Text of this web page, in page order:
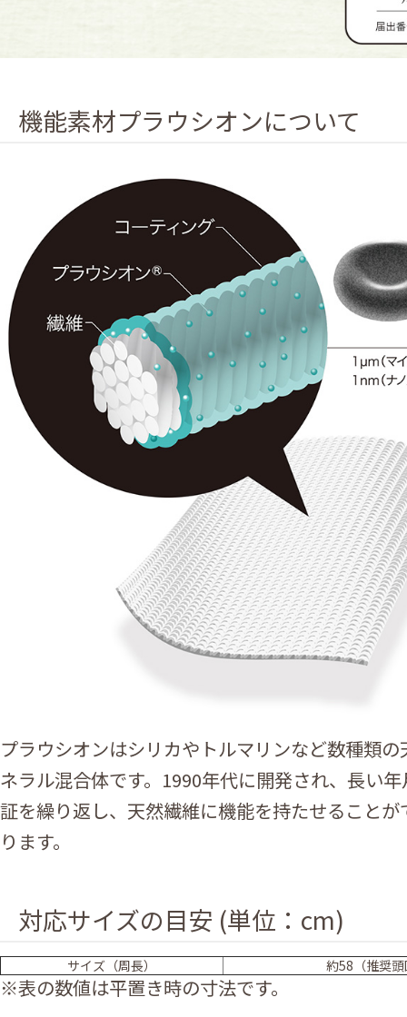
機能素材プラウシオンについて
プラウシオンはシリカやトルマリンなど数種類
ネラル混合体です。1990年代に開発され、長い
証を繰り返し、天然繊維に機能を持たせること
ります。
対応サイズの目安 (単位：cm)
サイズ（周長） 約58（推奨
※表の数値は平置き時の寸法です。